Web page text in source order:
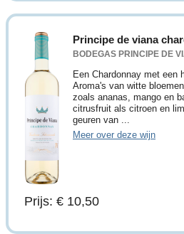
Principe de viana
BODEGAS PRINCIPE DE
Een Chardonnay met een
Aroma's van witte
zoals ananas, mango en
citrusfruit als citroen en
geuren van ...
Meer over deze wijn
Prijs: € 10,50